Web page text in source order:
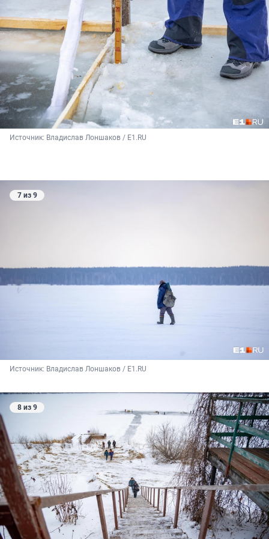
Источник: Владислав Лоншаков / E1.RU
7 из 9
Источник: Владислав Лоншаков / E1.RU
8 из 9